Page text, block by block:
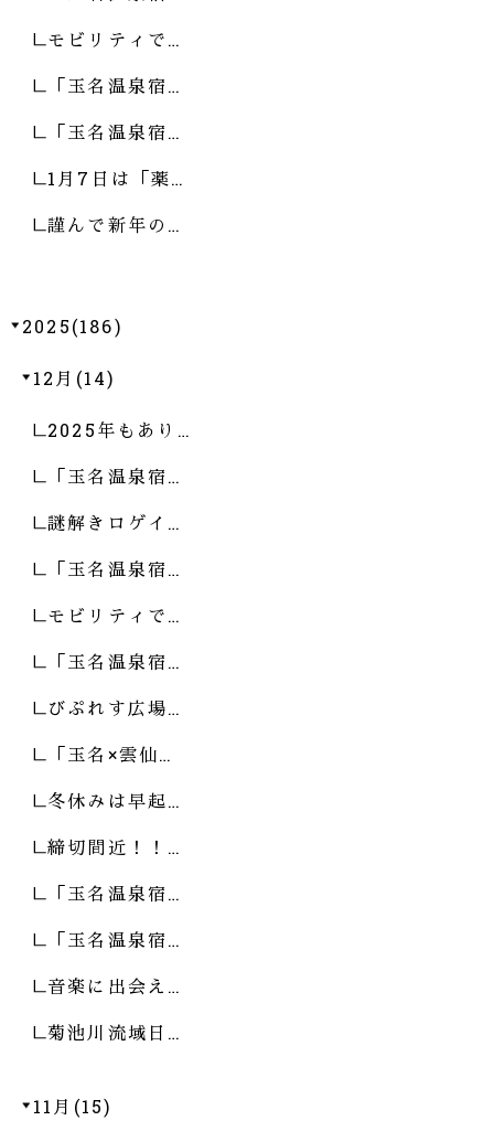
モビリティで…
「玉名温泉宿…
「玉名温泉宿…
1月7日は「薬…
謹んで新年の…
2025(186)
12月(14)
2025年もあり…
「玉名温泉宿…
謎解きロゲイ…
「玉名温泉宿…
モビリティで…
「玉名温泉宿…
びぷれす広場…
「玉名×雲仙…
冬休みは早起…
締切間近！！…
「玉名温泉宿…
「玉名温泉宿…
音楽に出会え…
菊池川流域日…
11月(15)